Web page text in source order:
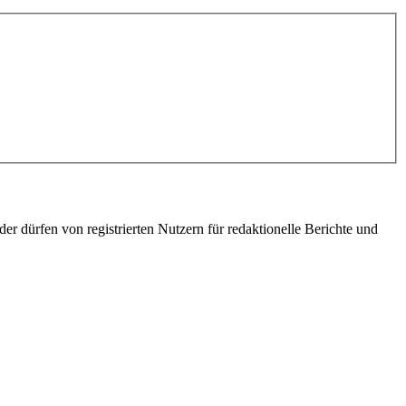
dürfen von registrierten Nutzern für redaktionelle Berichte und